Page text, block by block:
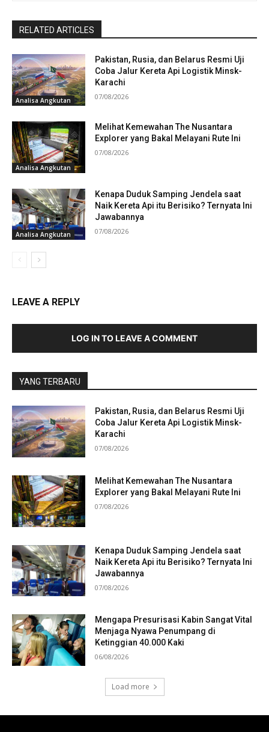
RELATED ARTICLES
Analisa Angkutan
Pakistan, Rusia, dan Belarus Resmi Uji
Coba Jalur Kereta Api Logistik Minsk-
Karachi
07/08/2026
Analisa Angkutan
Melihat Kemewahan The Nusantara
Explorer yang Bakal Melayani Rute Ini
07/08/2026
Analisa Angkutan
Kenapa Duduk Samping Jendela saat
Naik Kereta Api itu Berisiko? Ternyata Ini
Jawabannya
07/08/2026
LEAVE A REPLY
LOG IN TO LEAVE A COMMENT
YANG TERBARU
Pakistan, Rusia, dan Belarus Resmi Uji
Coba Jalur Kereta Api Logistik Minsk-
Karachi
07/08/2026
Melihat Kemewahan The Nusantara
Explorer yang Bakal Melayani Rute Ini
07/08/2026
Kenapa Duduk Samping Jendela saat
Naik Kereta Api itu Berisiko? Ternyata Ini
Jawabannya
07/08/2026
Mengapa Presurisasi Kabin Sangat Vital
Menjaga Nyawa Penumpang di
Ketinggian 40.000 Kaki
06/08/2026
Load more